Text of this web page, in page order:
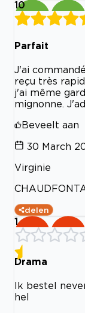
10
Parfait
J'ai
reçu très
j'ai même
mignonne.
Beveelt aan
30 March
Virginie
delen
1
Drama
Ik bestel
hel